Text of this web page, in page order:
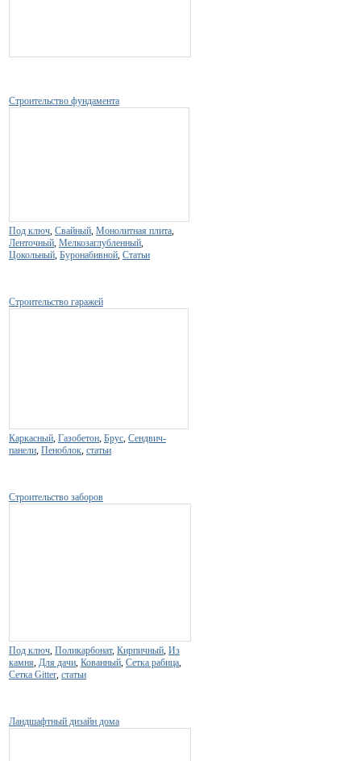
Строительство фундамента
Под ключ, Свайный, Монолитная плита,
Ленточный, Мелкозаглубленный,
Цокольный, Буронабивной, Статьи
Строительство гаражей
Каркасный, Газобетон, Брус, Сендвич-
панели, Пеноблок, статьи
Строительство заборов
Под ключ, Поликарбонат, Кирпичный, Из
камня, Для дачи, Кованный, Сетка рабица,
Сетка Gitter, статьи
Ландшафтный дизайн дома